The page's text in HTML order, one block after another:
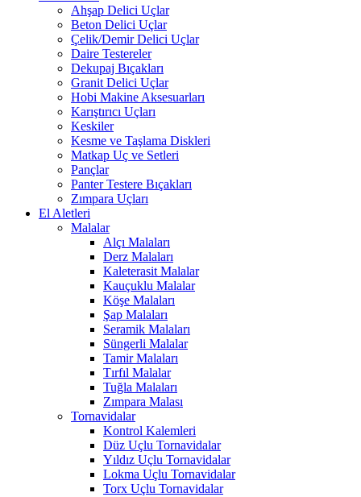
Ahşap Delici Uçlar
Beton Delici Uçlar
Çelik/Demir Delici Uçlar
Daire Testereler
Dekupaj Bıçakları
Granit Delici Uçlar
Hobi Makine Aksesuarları
Karıştırıcı Uçları
Keskiler
Kesme ve Taşlama Diskleri
Matkap Uç ve Setleri
Pançlar
Panter Testere Bıçakları
Zımpara Uçları
El Aletleri
Malalar
Alçı Malaları
Derz Malaları
Kaleterasit Malalar
Kauçuklu Malalar
Köşe Malaları
Şap Malaları
Seramik Malaları
Süngerli Malalar
Tamir Malaları
Tırfıl Malalar
Tuğla Malaları
Zımpara Malası
Tornavidalar
Kontrol Kalemleri
Düz Uçlu Tornavidalar
Yıldız Uçlu Tornavidalar
Lokma Uçlu Tornavidalar
Torx Uçlu Tornavidalar